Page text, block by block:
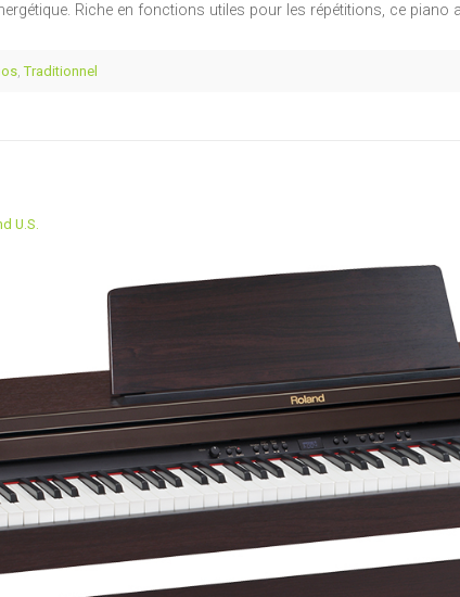
Riche en fonctions utiles pour les répétitions, ce piano
,Traditionnel
U.S.